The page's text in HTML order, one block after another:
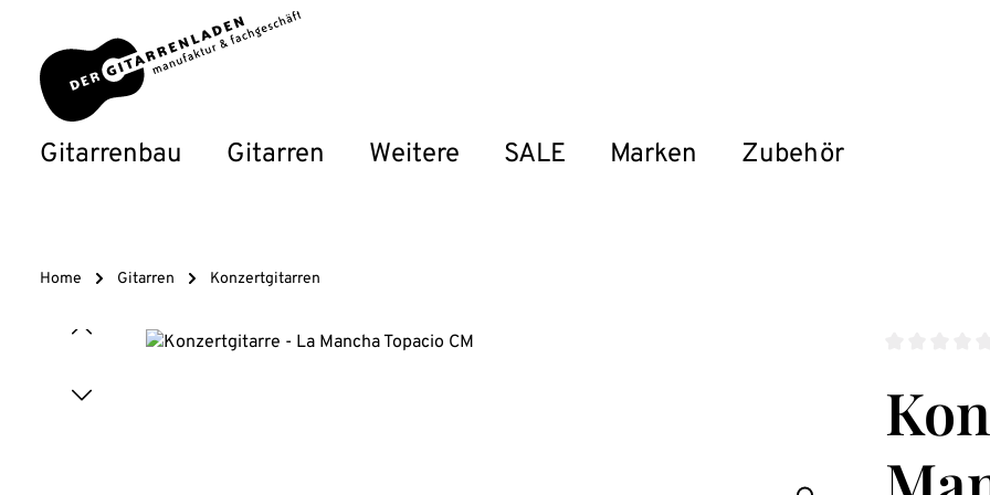
Zur Hauptnavigation springen
Gitarrenbau Gitarren Weitere SALE Marken Zubehör
Home Gitarren Konzertgitarren
Bildergalerie überspringen